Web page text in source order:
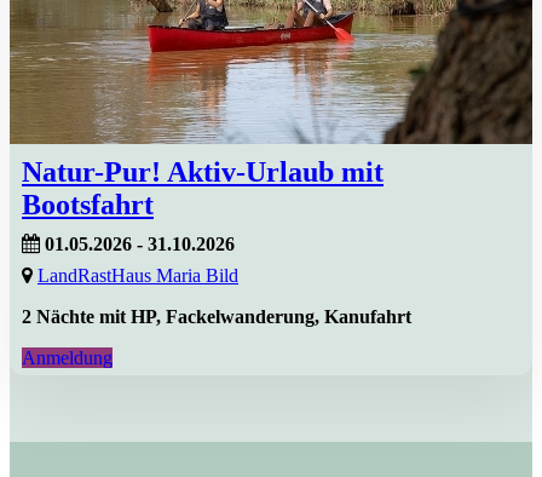
Natur-Pur! Aktiv-Urlaub mit
Bootsfahrt
01.05.2026 - 31.10.2026
LandRastHaus Maria Bild
2 Nächte mit HP, Fackelwanderung, Kanufahrt
Anmeldung